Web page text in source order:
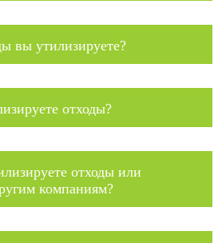
вы утилизируете?
отходы?
отходы или
компаниям?